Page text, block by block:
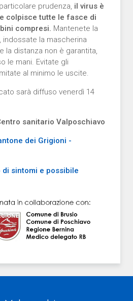
prudenza, il virus è
colpisce tutte le fasce di
compresi. Mantenete la
indossate la mascherina
la distanza non è garantita,
le mani. Evitate gli
al minimo le uscite.
sarà diffuso venerdì 14
sanitario Valposchiavo
dei Grigioni -
sintomi e possibile